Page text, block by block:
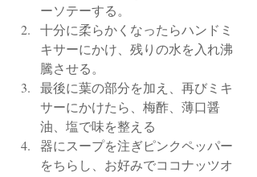
ーソテーする。
十分に柔らかくなったらハンドミ
キサーにかけ、残りの水を入れ沸
騰させる。
最後に葉の部分を加え、再びミキ
サーにかけたら、梅酢、薄口醤
油、塩で味を整える
器にスープを注ぎピンクペッパー
をちらし、お好みでココナッツオ